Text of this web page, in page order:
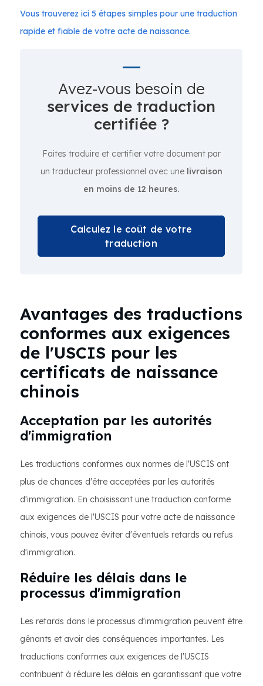
Vous trouverez ici 5 étapes simples pour une traduction
rapide et fiable de votre acte de naissance.
Avez-vous besoin de
services de traduction
certifiée ?
Faites traduire et certifier votre document par
un traducteur professionnel avec une livraison
en moins de 12 heures.
Calculez le coût de votre
traduction
Avantages des traductions
conformes aux exigences
de l'USCIS pour les
certificats de naissance
chinois
Acceptation par les autorités
d'immigration
Les traductions conformes aux normes de l'USCIS ont
plus de chances d'être acceptées par les autorités
d'immigration. En choisissant une traduction conforme
aux exigences de l'USCIS pour votre acte de naissance
chinois, vous pouvez éviter d'éventuels retards ou refus
d'immigration.
Réduire les délais dans le
processus d'immigration
Les retards dans le processus d'immigration peuvent être
gênants et avoir des conséquences importantes. Les
traductions conformes aux exigences de l'USCIS
contribuent à réduire les délais en garantissant que votre